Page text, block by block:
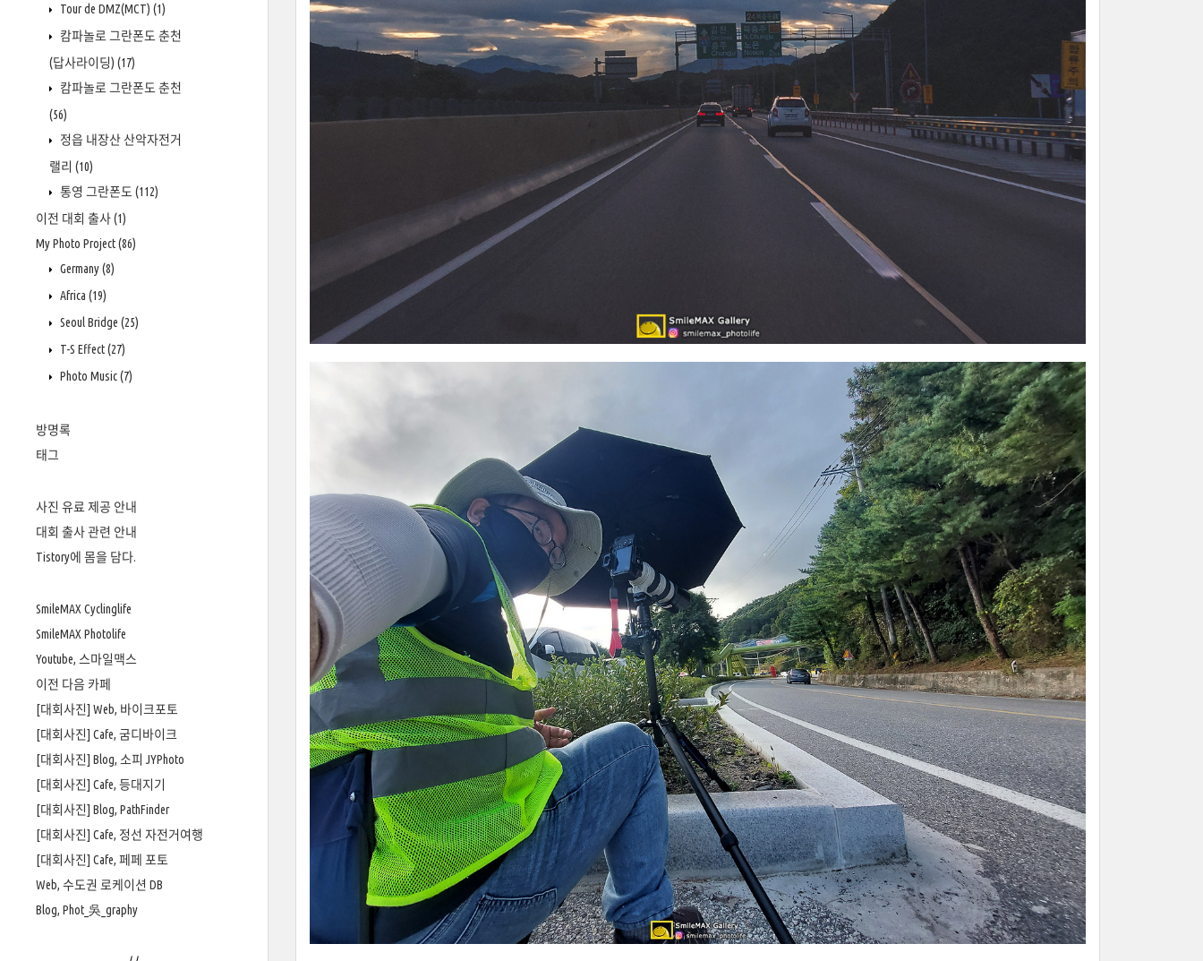
Tour de DMZ(MCT) (1)
캄파놀로 그란폰도 춘천
(답사라이딩) (17)
캄파놀로 그란폰도 춘천
(56)
정읍 내장산 산악자전거
랠리 (10)
통영 그란폰도 (112)
이전 대회 출사(1)
My Photo Project(86)
Germany(8)
Africa (19)
Seoul Bridge (25)
T-S Effect(27)
Photo Music(7)
방명록
태그
사진 유료 제공 안내
대회 출사 관련 안내
Tistory에 몸을 담다.
SmileMAX Cyclinglife
SmileMAX Photolife
Youtube, 스마일맥스
이전 다음 카페
[대회사진] Web, 바이크포토
[대회사진] Cafe, 굼디바이크
[대회사진] Blog, 소피 JYPhoto
[대회사진] Cafe, 등대지기
[대회사진] Blog, PathFinder
[대회사진] Cafe, 정선 자전거여행
[대회사진] Cafe, 페페 포토
Web, 수도권 로케이션 DB
Blog, Phot_吳_graphy